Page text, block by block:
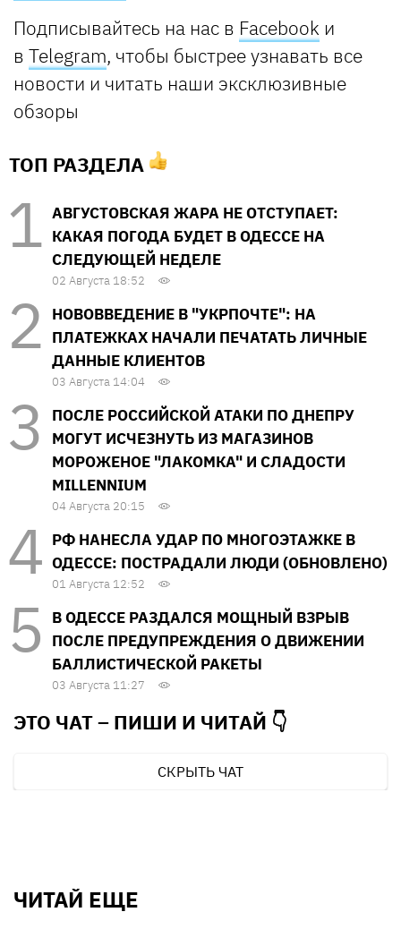
Подписывайтесь на нас в Facebook и
в Telegram, чтобы быстрее узнавать все
новости и читать наши эксклюзивные
обзоры
ТОП РАЗДЕЛА
АВГУСТОВСКАЯ ЖАРА НЕ ОТСТУПАЕТ:
КАКАЯ ПОГОДА БУДЕТ В ОДЕССЕ НА
СЛЕДУЮЩЕЙ НЕДЕЛЕ
02 Августа 18:52
НОВОВВЕДЕНИЕ В "УКРПОЧТЕ": НА
ПЛАТЕЖКАХ НАЧАЛИ ПЕЧАТАТЬ ЛИЧНЫЕ
ДАННЫЕ КЛИЕНТОВ
03 Августа 14:04
ПОСЛЕ РОССИЙСКОЙ АТАКИ ПО ДНЕПРУ
МОГУТ ИСЧЕЗНУТЬ ИЗ МАГАЗИНОВ
МОРОЖЕНОЕ "ЛАКОМКА" И СЛАДОСТИ
MILLENNIUM
04 Августа 20:15
РФ НАНЕСЛА УДАР ПО МНОГОЭТАЖКЕ В
ОДЕССЕ: ПОСТРАДАЛИ ЛЮДИ (ОБНОВЛЕНО)
01 Августа 12:52
В ОДЕССЕ РАЗДАЛСЯ МОЩНЫЙ ВЗРЫВ
ПОСЛЕ ПРЕДУПРЕЖДЕНИЯ О ДВИЖЕНИИ
БАЛЛИСТИЧЕСКОЙ РАКЕТЫ
03 Августа 11:27
ЭТО ЧАТ – ПИШИ И ЧИТАЙ 👇
СКРЫТЬ ЧАТ
ЧИТАЙ ЕЩЕ